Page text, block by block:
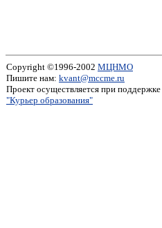
Copyright ©1996-2002 МЦНМО
Пишите нам: kvant@mccme.ru
Проект осуществляется при поддержке
"Курьер образования"